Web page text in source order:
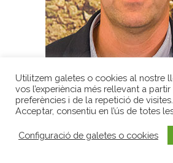
Lluís Coll
Girona
Utilitzem galetes o cookies al nostre
vos l’experiència més rellevant a
preferències i de la repetició de
Acceptar, consentiu en l’ús de totes
Configuració de galetes o cookies